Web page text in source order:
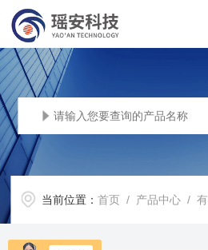
当前位置：首页 / 产品中心 /